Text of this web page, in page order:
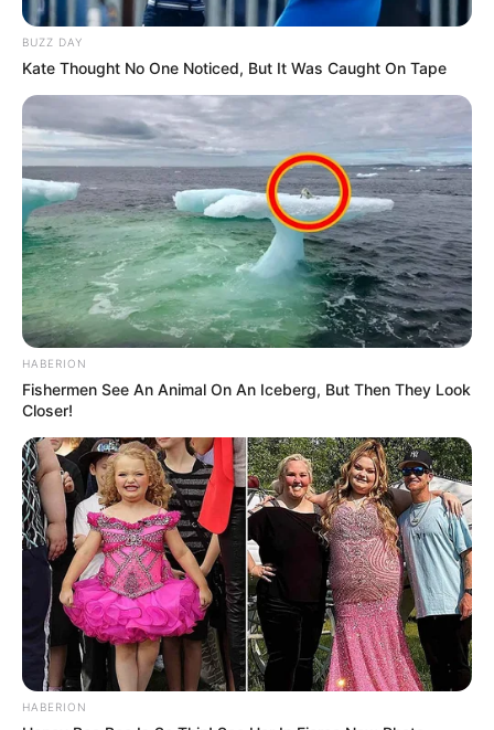
artikelnya-oke TOP- tapi sy pingin komentar soal
ASW WASP westland dan sekarang sd pesan heli
nonton IAS86 kemayoran-sy masih kelas satu SD
melihat Heli superpuma dg spek tipe ASW
membawa 2 model misileEXCOCET AM39-heli dg
merk TNIAL-keabagian demo udara di sore hari-
tapi kenapa dari1980-2012 TNIAL sebut dan
terclaim Heli ASW WASP sebagai satu2 nya
koleksi ASW heli-terus kenapa superpuma
NSA332F/L yg hingga sekarang juga dimiliki
TNIALdg spesifikasi ASW 2ASM Exocet AM39-
tidak dimaksimal-dan difungsikan ASW heli?trims
Thx mas Dodie utk komentarnya.
Mengenai heli Super Puma TNI AL
memang pernah dipasangkan plarform
rudal anti kapal Exocet, tp rudal yg
dipasang masih dalam wujud dummy, itu
pun masih dalam proyek experimental
IPTN. Singkat cerita ya hanya sampe
tahap experiment, alhasil Super Puma
TNI AL setahu kami tidak punya
BUZZ DAY
Kate Thought No One Noticed, But It Was Caught On Tape
HABERION
Fishermen See An Animal On An Iceberg, But Then They Look
Closer!
HABERION